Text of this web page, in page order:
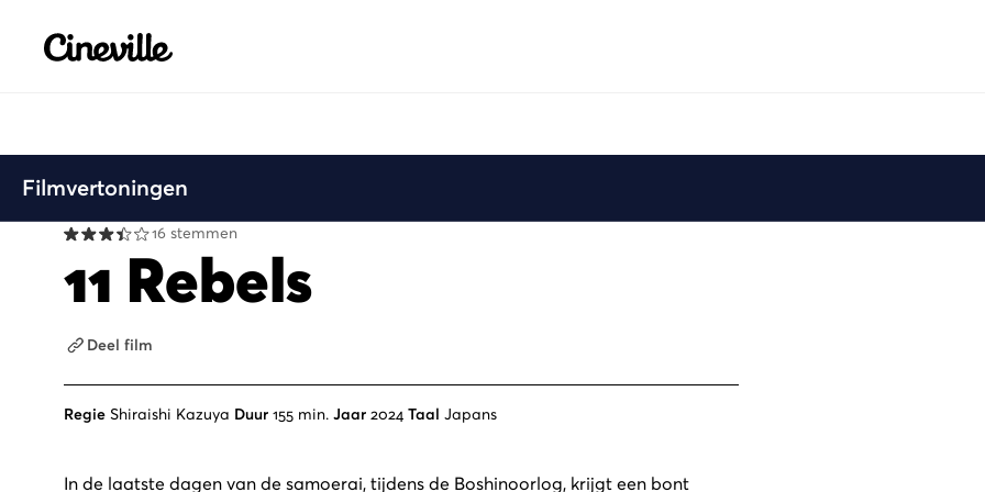
Cineville Logo
Filmvertoningen
16 stemmen
11 Rebels
Deel film
Regie Shiraishi Kazuya Duur 155 min. Jaar 2024 Taal Japans
In de laatste dagen van de samoerai, tijdens de Boshinoorlog, krijgt een bont